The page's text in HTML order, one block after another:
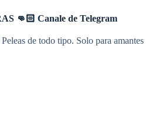
👊🏻 Canale de Telegram
de todo tipo. Solo para amantes